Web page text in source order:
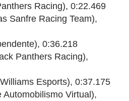
Racing), 0:22.469
Sanfre Racing Team),
0:36.218
Panthers Racing),
Esports), 0:37.175
Virtual),